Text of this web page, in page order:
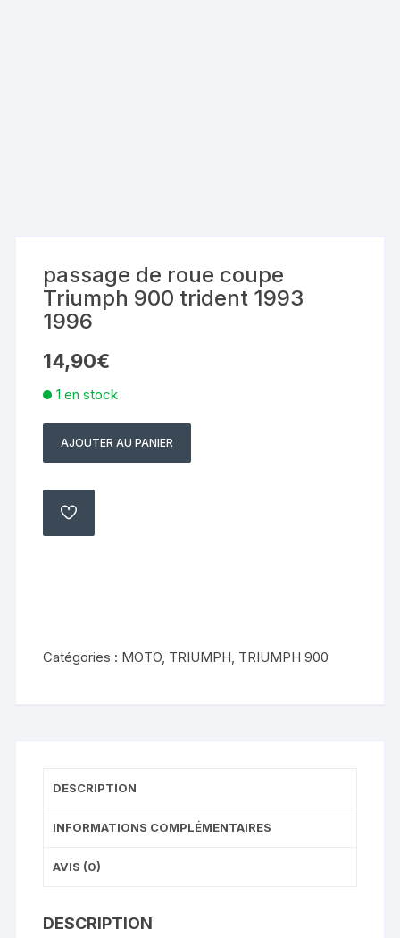
passage de roue coupe
Triumph 900 trident 1993
1996
14,90€
1 en stock
quantité
passage
roue
1996
AJOUTER AU PANIER
AJOUTER
Catégories : MOTO TRIUMPH TRIUMPH 900
DESCRIPTION
INFORMATIONS COMPLÉMENTAIRES
AVIS (0)
DESCRIPTION